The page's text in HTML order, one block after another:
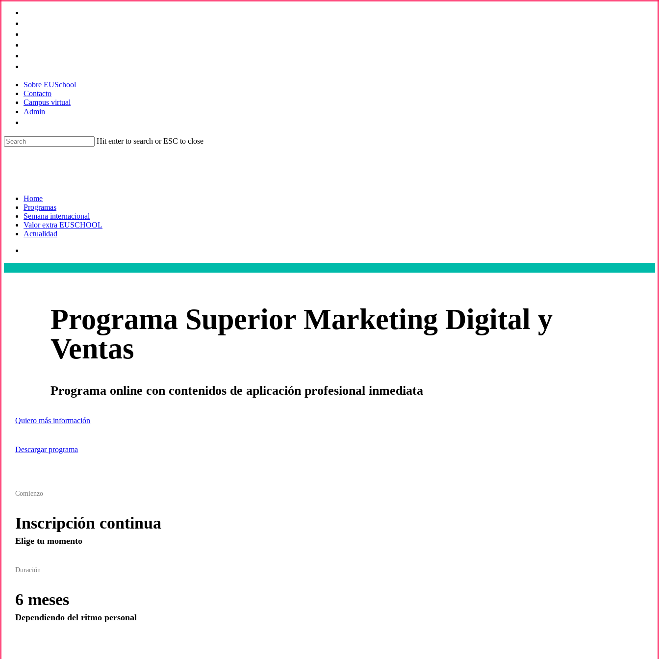
Skip
content
Sobre EUSchool
Contacto
Campus virtual
Admin
Hit enter to search or ESC to close
Home
Programas
Semana internacional
Valor extra EUSCHOOL
Actualidad
Programa Superior Marketing Digital y
Ventas
Programa online con contenidos de aplicación profesional inmediata
Quiero más información
Descargar programa
Comienzo
Inscripción continua
Elige tu momento
Duración
6 meses
Dependiendo del ritmo personal